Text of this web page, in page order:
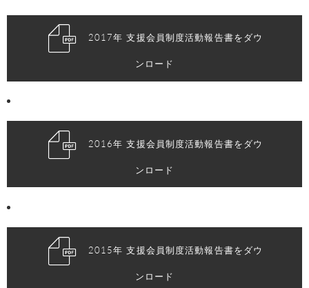
2017年 支援会員制度活動報告書をダウ
ンロード
2016年 支援会員制度活動報告書をダウ
ンロード
2015年 支援会員制度活動報告書をダウ
ンロード